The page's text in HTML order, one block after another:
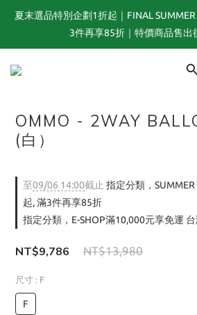
FRAPBOIS 25週年聯名系列 LEE ×
特別聯名 💙
夏末選品特別企劃1折起｜FINAL
3件再享85折｜特價商品售出
FRAPBOIS 25週年聯名系列 LEE ×
OMMO - 2WAY
(白）
至09/06 14:00截止 指定分類，
起, 滿3件再享85折
指定分類，E-SHOP滿10,000元享免運
NT$9,786 NT$13,980
尺寸 : F
F